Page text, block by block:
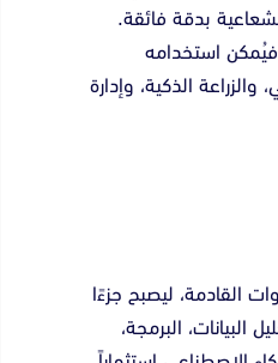
بدقة فائقة.
استخدامه
الذكية، وإدارة
القادمة، ليصبح جزءًا
البرمجة،